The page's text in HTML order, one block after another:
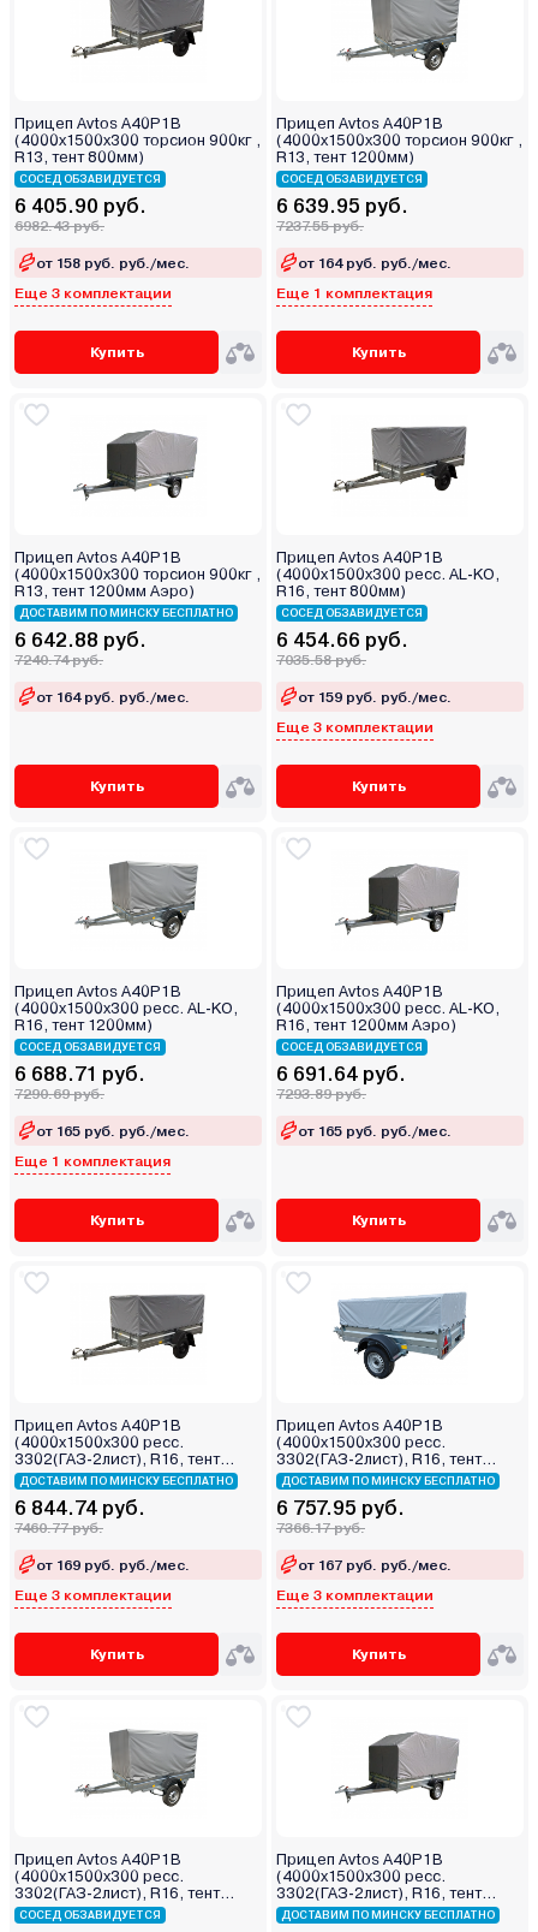
Прицеп Avtos A40P1B
(4000х1500х300 торсион 900кг ,
R13, тент 800мм)
СОСЕД ОБЗАВИДУЕТСЯ
6 405.90 руб.
6982.43 руб.
от 158 руб. руб./мес.
Еще 3 комплектации
Купить
Прицеп Avtos A40P1B
(4000х1500х300 торсион 900кг ,
R13, тент 1200мм)
СОСЕД ОБЗАВИДУЕТСЯ
6 639.95 руб.
7237.55 руб.
от 164 руб. руб./мес.
Еще 1 комплектация
Купить
Прицеп Avtos A40P1B
(4000х1500х300 торсион 900кг ,
R13, тент 1200мм Аэро)
ДОСТАВИМ ПО МИНСКУ БЕСПЛАТНО
6 642.88 руб.
7240.74 руб.
от 164 руб. руб./мес.
Купить
Прицеп Avtos A40P1B
(4000х1500х300 ресс. AL-KO,
R16, тент 800мм)
СОСЕД ОБЗАВИДУЕТСЯ
6 454.66 руб.
7035.58 руб.
от 159 руб. руб./мес.
Еще 3 комплектации
Купить
Прицеп Avtos A40P1B
(4000х1500х300 ресс. AL-KO,
R16, тент 1200мм)
СОСЕД ОБЗАВИДУЕТСЯ
6 688.71 руб.
7290.69 руб.
от 165 руб. руб./мес.
Еще 1 комплектация
Купить
Прицеп Avtos A40P1B
(4000х1500х300 ресс. AL-KO,
R16, тент 1200мм Аэро)
СОСЕД ОБЗАВИДУЕТСЯ
6 691.64 руб.
7293.89 руб.
от 165 руб. руб./мес.
Купить
Прицеп Avtos A40P1B
(4000х1500х300 ресс.
3302(ГАЗ-2лист), R16, тент
800мм)
ДОСТАВИМ ПО МИНСКУ БЕСПЛАТНО
6 844.74 руб.
7460.77 руб.
от 169 руб. руб./мес.
Еще 3 комплектации
Купить
Прицеп Avtos A40P1B
(4000х1500х300 ресс.
3302(ГАЗ-2лист), R16, тент
400мм)
ДОСТАВИМ ПО МИНСКУ БЕСПЛАТНО
6 757.95 руб.
7366.17 руб.
от 167 руб. руб./мес.
Еще 3 комплектации
Купить
Прицеп Avtos A40P1B
(4000х1500х300 ресс.
3302(ГАЗ-2лист), R16, тент
1200мм)
СОСЕД ОБЗАВИДУЕТСЯ
Прицеп Avtos A40P1B
(4000х1500х300 ресс.
3302(ГАЗ-2лист), R16, тент
1200мм Аэро)
ДОСТАВИМ ПО МИНСКУ БЕСПЛАТНО